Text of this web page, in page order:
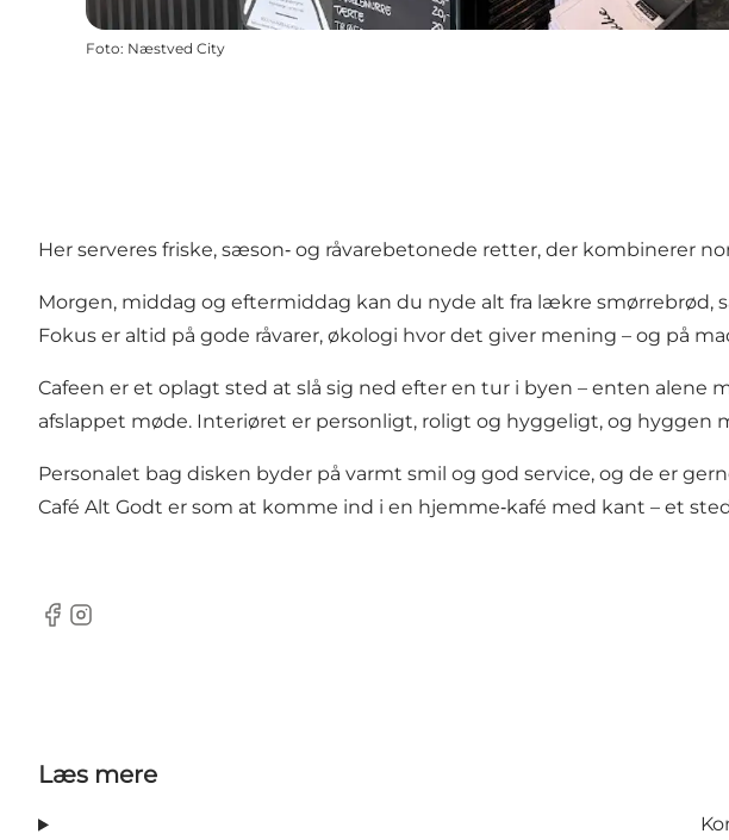
Foto: Næstved City
Her serveres friske, sæson‑ og råvarebetonede retter, der kombinerer
Morgen, middag og eftermiddag kan du nyde alt fra lækre
Fokus er altid på gode råvarer, økologi hvor det giver mening – og på
Cafeen er et oplagt sted at slå sig ned efter en tur i byen – enten
afslappet møde. Interiøret er personligt, roligt og hyggeligt, og hyggen
Personalet bag disken byder på varmt smil og god service, og de er
Café Alt Godt er som at komme ind i en hjemme‑kafé med kant – et
Facebook
Instagram
Læs mere